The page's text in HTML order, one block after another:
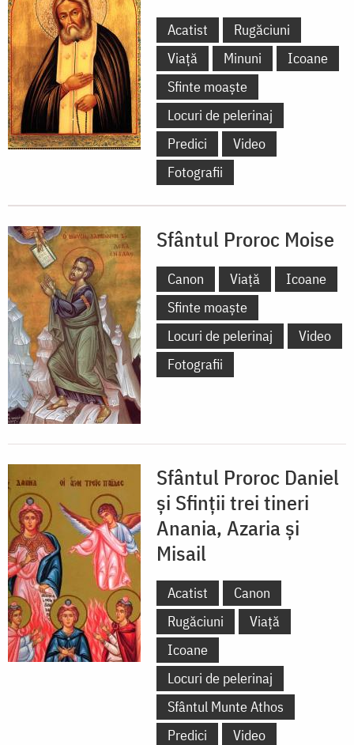
Acatist
Rugăciuni
Viață
Minuni
Icoane
Sfinte moaște
Locuri de pelerinaj
Predici
Video
Fotografii
Sfântul Proroc Moise
Canon Viață
Icoane
Sfinte moaște
Locuri de pelerinaj
Video
Fotografii
Sfântul Proroc Daniel
și Sfinții trei tineri
Anania, Azaria și
Misail
Acatist
Canon
Rugăciuni
Viață
Icoane
Locuri de pelerinaj
Sfântul Munte Athos
Predici
Video